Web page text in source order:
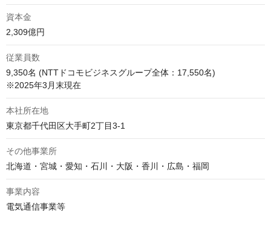
資本金
2,309億円
従業員数
9,350名 (NTTドコモビジネスグループ全体：17,550名)
※2025年3月末現在
本社所在地
東京都千代田区大手町2丁目3-1
その他事業所
北海道・宮城・愛知・石川・大阪・香川・広島・福岡
事業内容
電気通信事業等